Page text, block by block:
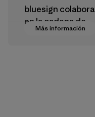
Más información
bluesign colabora
en la cadena de
suministro para